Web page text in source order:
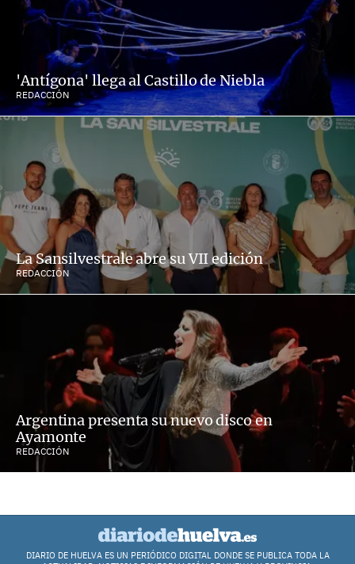
'Antígona' llega al Castillo de Niebla
REDACCIÓN
La Sansilvestrale abre su VII edición
REDACCIÓN
Argentina presenta su nuevo disco en
Ayamonte
REDACCIÓN
DIARIO DE HUELVA ES UN PERIÓDICO DIGITAL DONDE SE PUBLICA TODA LA